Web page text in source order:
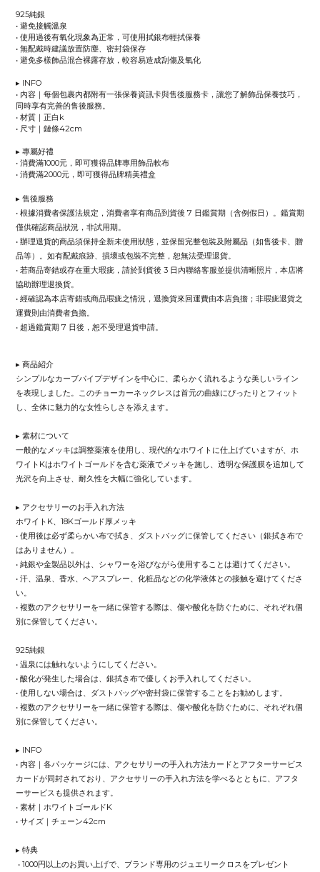
925純銀
• 避免接觸溫泉
• 使用過後有氧化現象為正常，可使用拭銀布輕拭保養
• 無配戴時建議放置防塵、密封袋保存
• 避免多樣飾品混合裸露存放，較容易造成刮傷及氧化
▸ INFO
• 內容｜每個包裹內都附有一張保養資訊卡與售後服務卡，讓您了解飾品保養技巧，
同時享有完善的售後服務。
• 材質｜正白k
• 尺寸｜鏈條42cm
▸ 專屬好禮
• 消費滿1000元，即可獲得品牌專用飾品軟布
• 消費滿2000元，即可獲得品牌精美禮盒
▸ 售後服務
• 根據消費者保護法規定，消費者享有商品到貨後 7 日鑑賞期（含例假日）。鑑賞期
僅供確認商品狀況，非試用期。
• 辦理退貨的商品須保持全新未使用狀態，並保留完整包裝及附屬品（如售後卡、贈
品等）。如有配戴痕跡、損壞或包裝不完整，恕無法受理退貨。
• 若商品寄錯或存在重大瑕疵，請於到貨後 3 日內聯絡客服並提供清晰照片，本店將
協助辦理退換貨。
• 經確認為本店寄錯或商品瑕疵之情況，退換貨來回運費由本店負擔；非瑕疵退貨之
運費則由消費者負擔。
• 超過鑑賞期 7 日後，恕不受理退貨申請。
▸ 商品紹介
シンプルなカーブパイプデザインを中心に、柔らかく流れるような美しいライン
を表現しました。このチョーカーネックレスは首元の曲線にぴったりとフィット
し、全体に魅力的な女性らしさを添えます。
▸ 素材について
一般的なメッキは調整薬液を使用し、現代的なホワイトに仕上げていますが、ホ
ワイトKはホワイトゴールドを含む薬液でメッキを施し、透明な保護膜を追加して
光沢を向上させ、耐久性を大幅に強化しています。
▸ アクセサリーのお手入れ方法
ホワイトK、18Kゴールド厚メッキ
• 使用後は必ず柔らかい布で拭き、ダストバッグに保管してください（銀拭き布で
はありません）。
• 純銀や金製品以外は、シャワーを浴びながら使用することは避けてください。
• 汗、温泉、香水、ヘアスプレー、化粧品などの化学液体との接触を避けてくださ
い。
• 複数のアクセサリーを一緒に保管する際は、傷や酸化を防ぐために、それぞれ個
別に保管してください。
925純銀
• 温泉には触れないようにしてください。
• 酸化が発生した場合は、銀拭き布で優しくお手入れしてください。
• 使用しない場合は、ダストバッグや密封袋に保管することをお勧めします。
• 複数のアクセサリーを一緒に保管する際は、傷や酸化を防ぐために、それぞれ個
別に保管してください。
▸ INFO
• 内容｜各パッケージには、アクセサリーの手入れ方法カードとアフターサービス
カードが同封されており、アクセサリーの手入れ方法を学べるとともに、アフタ
ーサービスも提供されます。
• 素材｜ホワイトゴールドK
• サイズ｜チェーン42cm
▸ 特典
• 1000円以上のお買い上げで、ブランド専用のジュエリークロスをプレゼント